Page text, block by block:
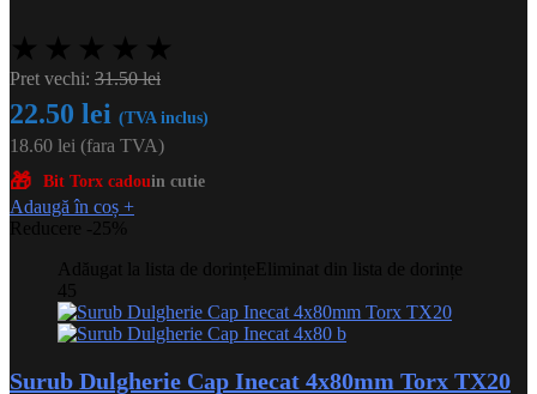
★ ★ ★ ★ ★
Pret vechi: 31.50lei
22.50 lei (TVA inclus)
18.60 lei (fara TVA)
🎁 Bit Torx cadouin cutie
Adaugă în coș +
Reducere -25%
Adăugat la lista de dorințeEliminat din lista de dorințe
45
Surub Dulgherie Cap Inecat 4x80mm Torx TX20